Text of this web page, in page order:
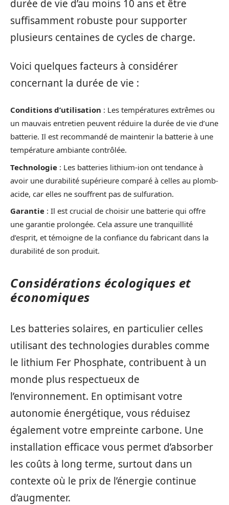
durée de vie d’au moins 10 ans et être
suffisamment robuste pour supporter
plusieurs centaines de cycles de charge.
Voici quelques facteurs à considérer
concernant la durée de vie :
Conditions d’utilisation : Les températures extrêmes ou
un mauvais entretien peuvent réduire la durée de vie d’une
batterie. Il est recommandé de maintenir la batterie à une
température ambiante contrôlée.
Technologie : Les batteries lithium-ion ont tendance à
avoir une durabilité supérieure comparé à celles au plomb-
acide, car elles ne souffrent pas de sulfuration.
Garantie : Il est crucial de choisir une batterie qui offre
une garantie prolongée. Cela assure une tranquillité
d’esprit, et témoigne de la confiance du fabricant dans la
durabilité de son produit.
Considérations écologiques et
économiques
Les batteries solaires, en particulier celles
utilisant des technologies durables comme
le lithium Fer Phosphate, contribuent à un
monde plus respectueux de
l’environnement. En optimisant votre
autonomie énergétique, vous réduisez
également votre empreinte carbone. Une
installation efficace vous permet d’absorber
les coûts à long terme, surtout dans un
contexte où le prix de l’énergie continue
d’augmenter.